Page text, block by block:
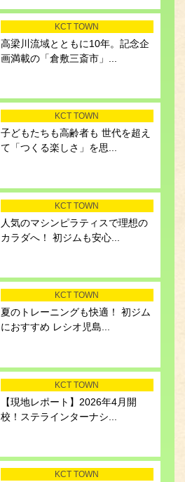
KCT TOWN
高梁川流域とともに10年。記念企
画満載の「倉敷三斎市」...
KCT TOWN
子どもたちも高齢者も 世代を超え
て「つくる楽しさ」を思...
KCT TOWN
人気のマシンピラティスで理想の
カラダへ！ 初ジムも安心...
KCT TOWN
夏のトレーニングも快適！ 初ジム
におすすめ レシオ児島...
KCT TOWN
【現地レポート】2026年4月開
校！ステラインターナシ...
KCT TOWN